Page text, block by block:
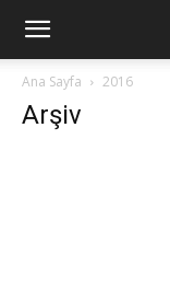
Ana Sayfa 2016
Arşiv